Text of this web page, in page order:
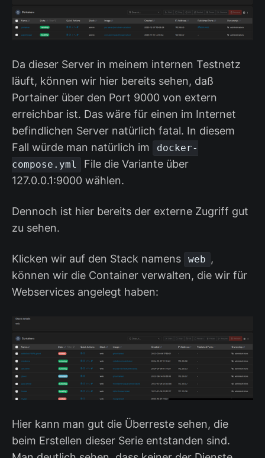
Da dieser Server in meinem internen Testnetz
läuft, können wir hier bereits sehen, daß
Portainer über den Port 9000 von extern
erreichbar ist. Das wäre für einen im Internet
befindlichen Server natürlich fatal. In diesem
Fall würde man natürlich im
docker-
compose.yml
File die Variante über
127.0.0.1:9000 wählen.
Dennoch ist hier bereits der externe Zugriff gut
zu sehen.
Klicken wir auf den Stack namens web ,
können wir die Container verwalten, die wir für
Webservices angelegt haben:
Hier kann man gut die Überreste sehen, die
beim Erstellen dieser Serie entstanden sind.